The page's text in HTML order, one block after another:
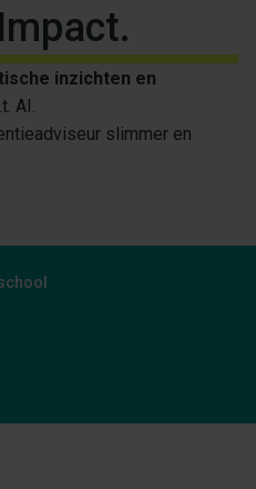
inzichten en
AI.
slimmer en